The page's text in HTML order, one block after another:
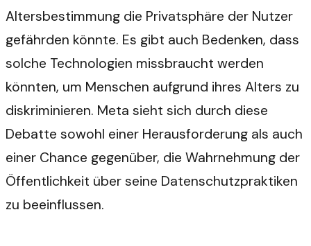
Altersbestimmung die Privatsphäre der Nutzer
gefährden könnte. Es gibt auch Bedenken, dass
solche Technologien missbraucht werden
könnten, um Menschen aufgrund ihres Alters zu
diskriminieren. Meta sieht sich durch diese
Debatte sowohl einer Herausforderung als auch
einer Chance gegenüber, die Wahrnehmung der
Öffentlichkeit über seine Datenschutzpraktiken
zu beeinflussen.